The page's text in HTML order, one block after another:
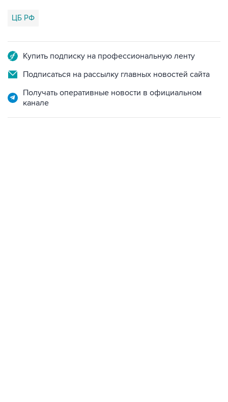
ЦБ РФ
Купить подписку на профессиональную ленту
Подписаться на рассылку главных новостей сайта
Получать оперативные новости в официальном
канале